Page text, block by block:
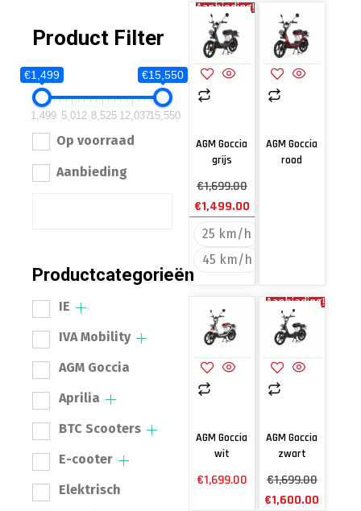
Product Filter
€1,499 €15,550
1,499 5,012 8,525 12,03715,550
Op voorraad
Aanbieding
Productcategorieën
IE
IVA Mobility
AGM Goccia
Aprilia
BTC Scooters
E-cooter
Elektrisch
Aanbieding!
AGM Goccia
grijs
€1,699.00
€1,499.00
25 km/h
45 km/h
AGM Goccia
rood
AGM Goccia
wit
€1,699.00
Aanbieding!
AGM Goccia
zwart
€1,699.00
€1,600.00